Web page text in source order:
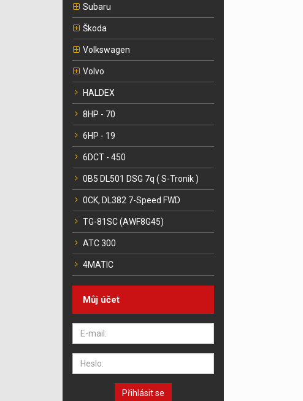
Subaru
Škoda
Volkswagen
Volvo
HALDEX
8HP - 70
6HP - 19
6DCT - 450
0B5 DL501 DSG 7q ( S-Tronik )
0CK, DL382 7-Speed FWD
TG-81SC (AWF8G45)
ATC 300
4MATIC
Můj účet
Přihlásit se